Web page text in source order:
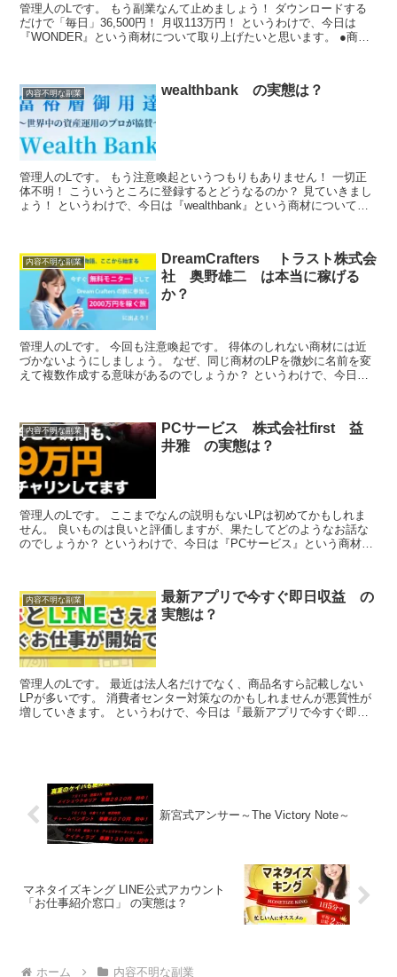
管理人のLです。 もう副業なんて止めましょう！ ダウンロードする
だけで「毎日」36,500円！ 月収113万円！ というわけで、今日は
『WONDER』という商材について取り上げたいと思います。 ●商品
内容不明な副業 wealthbank の実態は？
管理人のLです。 もう注意喚起というつもりもありません！ 一切正
体不明！ こういうところに登録するとどうなるのか？ 見ていきまし
ょう！ というわけで、今日は『wealthbank』という商材について取
内容不明な副業
DreamCrafters トラスト株式会
社 奥野雄二 は本当に稼げる
か？
管理人のLです。 今回も注意喚起です。 得体のしれない商材には近
づかないようにしましょう。 なぜ、同じ商材のLPを微妙に名前を変
えて複数作成する意味があるのでしょうか？ というわけで、今日は
内容不明な副業
PCサービス 株式会社first 益
井雅 の実態は？
管理人のLです。 ここまでなんの説明もないLPは初めてかもしれま
せん。 良いものは良いと評価しますが、果たしてどのようなお話な
のでしょうか？ というわけで、今日は『PCサービス』という商材に
内容不明な副業
最新アプリで今すぐ即日収益 の
実態は？
管理人のLです。 最近は法人名だけでなく、商品名すら記載しない
LPが多いです。 消費者センター対策なのかもしれませんが悪質性が
増していきます。 というわけで、今日は『最新アプリで今すぐ即日
新宮式アンサー～The Victory Note～
マネタイズキング LINE公式アカウント
「お仕事紹介窓口」 の実態は？
ホーム 内容不明な副業